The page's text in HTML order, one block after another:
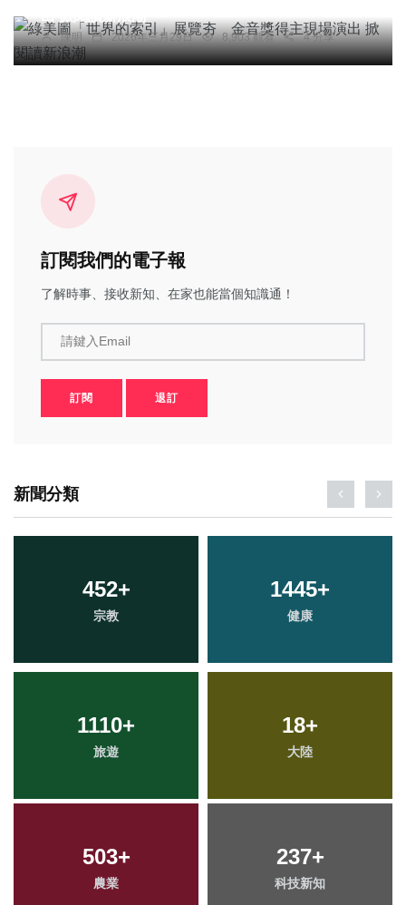
陳明 2026年三月29日 8,903 觀看 4 分享
訂閱我們的電子報
了解時事、接收新知、在家也能當個知識通！
請鍵入Email
訂閱 退訂
新聞分類
452+
宗教
1445+
健康
1110+
旅遊
18+
大陸
503+
農業
237+
科技新知